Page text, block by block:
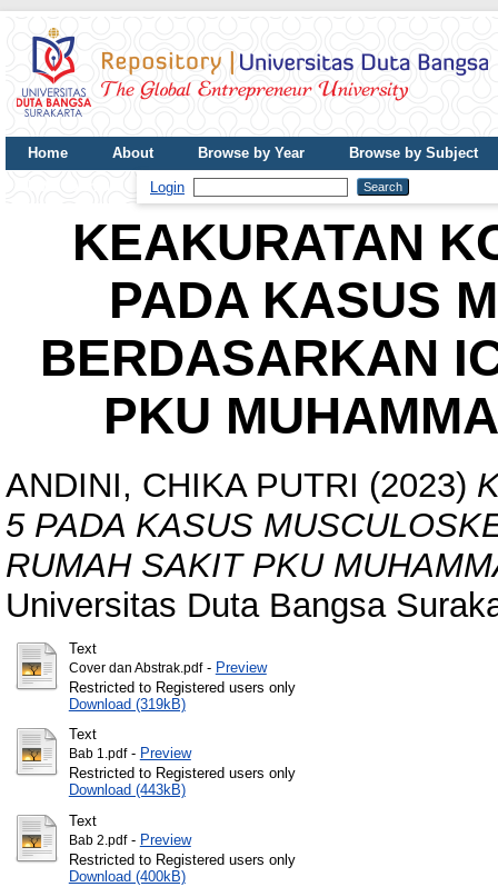
Home About Browse by Year
Browse by Subject
Login
KEAKURATAN
PADA KASUS
BERDASARKAN
PKU
ANDINI, CHIKA PUTRI (2023)
5 PADA KASUS
RUMAH SAKIT PKU
Universitas Duta Bangsa
Text
Cover dan Abstrak.pdf- Preview
Restricted to Registered users only
Download (319kB)
Text
Bab 1.pdf- Preview
Restricted to Registered users only
Download (443kB)
Text
Bab 2.pdf- Preview
Restricted to Registered users only
Download (400kB)